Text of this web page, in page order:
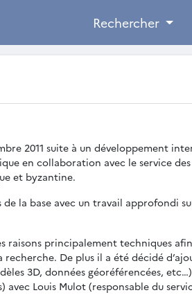
Rechercher
2011 suite à un développement
en collaboration avec le service
et byzantine.
la base avec un travail approfondi
raisons principalement techniques
De plus il a été décidé
3D, données géoréférencées,
Louis Mulot (responsable du